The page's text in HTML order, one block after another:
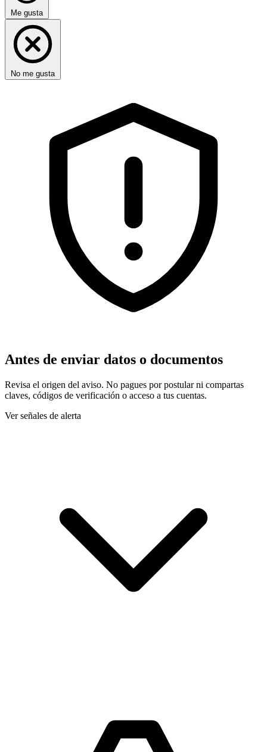
Me gusta
No me gusta
Antes de enviar datos o documentos
Revisa el origen del aviso. No pagues por postular ni compartas
claves, códigos de verificación o acceso a tus cuentas.
Ver señales de alerta